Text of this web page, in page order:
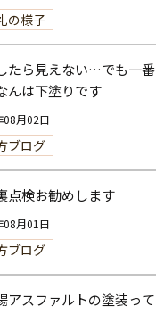
の様子
たら見えない…でも一番
んは下塗りです
08月02日
ブログ
点検お勧めします
08月01日
ブログ
アスファルトの塗装って